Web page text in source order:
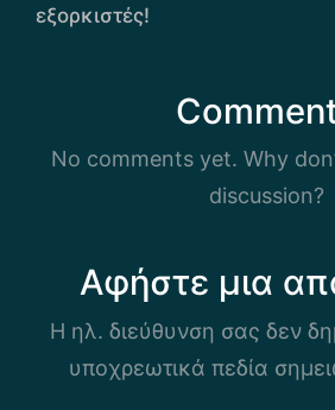
εξορκιστές!
No comments yet. Why
discussion?
Αφήστε μια
Η ηλ. διεύθυνση σας δεν
υποχρεωτικά πεδία